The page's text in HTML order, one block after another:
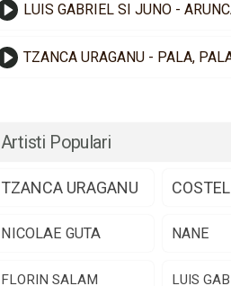
LUIS GABRIEL SI JUNO -
TZANCA URAGANU - PALA,
Artisti Populari
TZANCA URAGANU
NICOLAE GUTA NANE
FLORIN SALAM LUIS